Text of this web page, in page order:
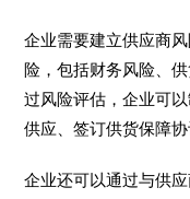
企业需要建立供应商
险，包括财务风险、
过风险评估，企业可
供应、签订供货保障
企业还可以通过与供